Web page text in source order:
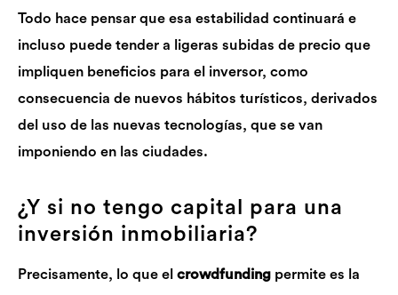
Todo hace pensar que esa estabilidad continuará e
incluso puede tender a ligeras subidas de precio que
impliquen beneficios para el inversor, como
consecuencia de nuevos hábitos turísticos, derivados
del uso de las nuevas tecnologías, que se van
imponiendo en las ciudades.
¿Y si no tengo capital para una
inversión inmobiliaria?
Precisamente, lo que el crowdfunding permite es la